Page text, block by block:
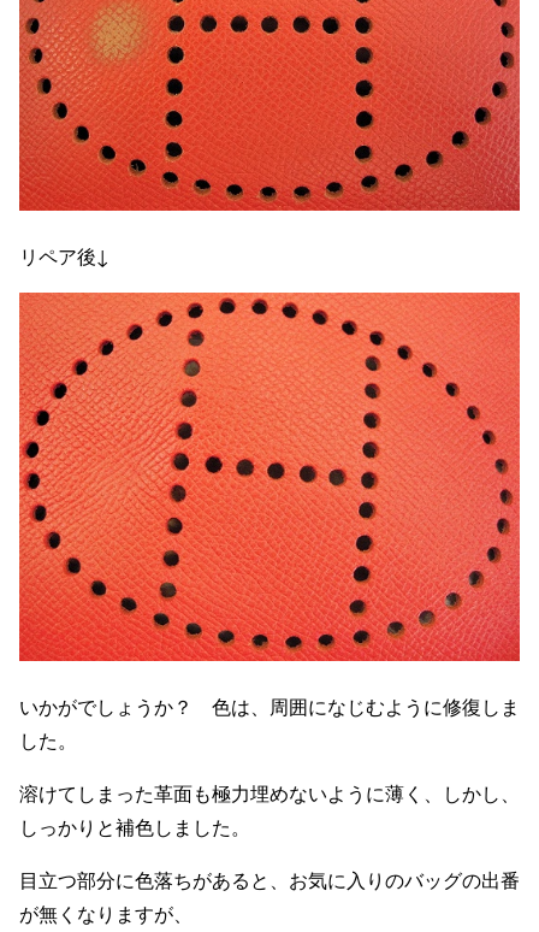
リペア後↓
いかがでしょうか？ 色は、周囲になじむように修復しま
した。
溶けてしまった革面も極力埋めないように薄く、しかし、
しっかりと補色しました。
目立つ部分に色落ちがあると、お気に入りのバッグの出番
が無くなりますが、